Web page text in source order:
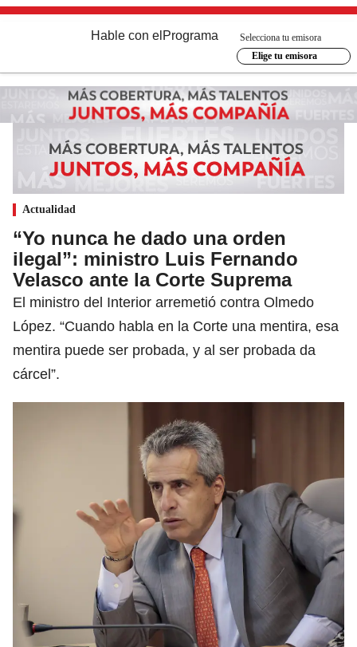
Hable con el Programa
Selecciona tu emisora
Elige tu emisora
Actualidad
“Yo nunca he dado una orden
ilegal”: ministro Luis Fernando
Velasco ante la Corte Suprema
El ministro del Interior arremetió contra Olmedo
López. “Cuando habla en la Corte una mentira, esa
mentira puede ser probada, y al ser probada da
cárcel”.